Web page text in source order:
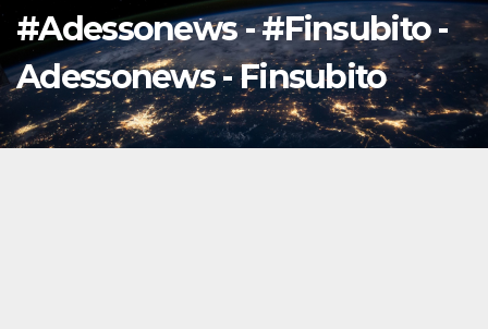
#Adessonews - #Finsubito -
Adessonews - Finsubito